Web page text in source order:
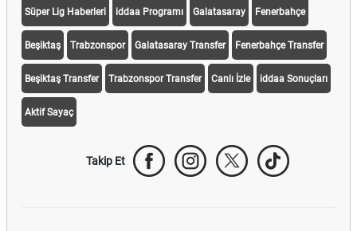
Süper Lig Haberleri iddaa Programı Galatasaray Fenerbahçe
Beşiktaş Trabzonspor Galatasaray Transfer Fenerbahçe Transfer
Beşiktaş Transfer Trabzonspor Transfer Canlı İzle iddaa Sonuçları
Aktif Sayaç
Takip Et